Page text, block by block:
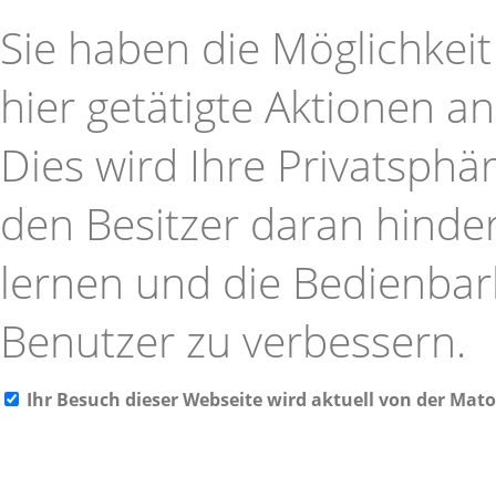
Sie haben die
hier getätigte Aktionen
Dies wird Ihre
den Besitzer daran
lernen und die
Benutzer zu verbessern.
Ihr Besuch dieser Webseite wird aktuell von der